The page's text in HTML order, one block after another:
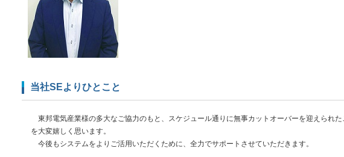
当社SEよりひとこと
東邦電気産業様の多大なご協力のもと、スケジュール通りに無事カットオーバーを迎えられた
を大変嬉しく思います。
今後もシステムをよりご活用いただくために、全力でサポートさせていただきます。